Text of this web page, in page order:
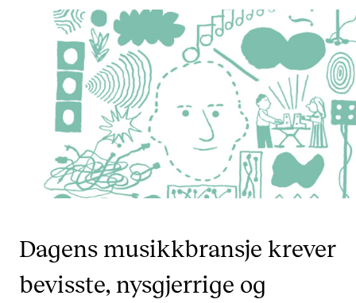
Talentutvikling
STUDENTLIV
Søknad og opptak
Fagmiljøer
Salane våre
FORSKNING
Dagens musikkbransje krever
bevisste, nysgjerrige og